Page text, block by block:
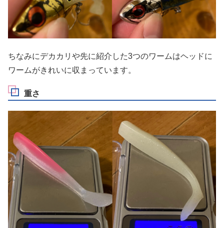
ちなみにデカカリや先に紹介した3つのワームはヘッドに
ワームがきれいに収まっています。
重さ